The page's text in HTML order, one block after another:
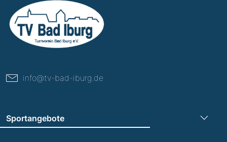
info@tv-bad-iburg.de
Sportangebote